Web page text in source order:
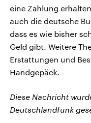
eine Zahlung
auch die deutsche
dass es wie bisher
Geld gibt. Weitere
Erstattungen und
Handgepäck.
Diese Nachricht
Deutschlandfunk